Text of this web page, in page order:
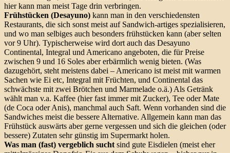
hier kann man meist Tage drin verbringen.
Frühstücken (Desayuno) kann man in den verschiedensten
Restaurants, die sich sonst meist auf Sandwich-artiges spezialisieren,
und wo man selbiges auch besonders frühstücken kann (aber selten
vor 9 Uhr). Typischerweise wird dort auch das Desayuno
Continental, Integral und Americano angeboten, die für Preise
zwischen 9 und 16 Soles aber erbärmlich wenig bieten. (Was
dazugehört, steht meistens dabei – Americano ist meist mit warmen
Sachen wie Ei etc, Integral mit Früchten, und Continental das
schwächste mit zwei Brötchen und Marmelade o.ä.) Als Getränk
wählt man v.a. Kaffee (hier fast immer mit Zucker), Tee oder Mate
(de Coca oder Anis), manchmal auch Saft. Wenn vorhanden sind die
Sandwiches meist die bessere Alternative. Allgemein kann man das
Frühstück auswärts aber gerne vergessen und sich die gleichen (oder
bessere) Zutaten sehr günstig im Supermarkt holen.
Was man (fast) vergeblich sucht sind gute Eisdielen (meist eher